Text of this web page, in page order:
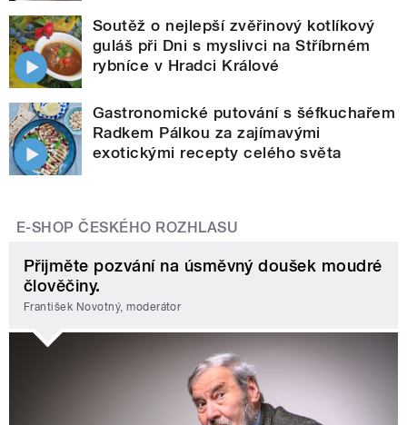
Soutěž o nejlepší zvěřinový kotlíkový
guláš při Dni s myslivci na Stříbrném
rybníce v Hradci Králové
Gastronomické putování s šéfkuchařem
Radkem Pálkou za zajímavými
exotickými recepty celého světa
E-SHOP ČESKÉHO ROZHLASU
Přijměte pozvání na úsměvný doušek moudré
člověčiny.
František Novotný, moderátor